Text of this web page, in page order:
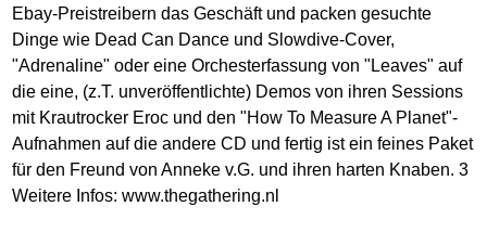
Ebay-Preistreibern das Geschäft und packen gesuchte
Dinge wie Dead Can Dance und Slowdive-Cover,
"Adrenaline" oder eine Orchesterfassung von "Leaves" auf
die eine, (z.T. unveröffentlichte) Demos von ihren Sessions
mit Krautrocker Eroc und den "How To Measure A Planet"-
Aufnahmen auf die andere CD und fertig ist ein feines Paket
für den Freund von Anneke v.G. und ihren harten Knaben. 3
Weitere Infos:www.thegathering.nl